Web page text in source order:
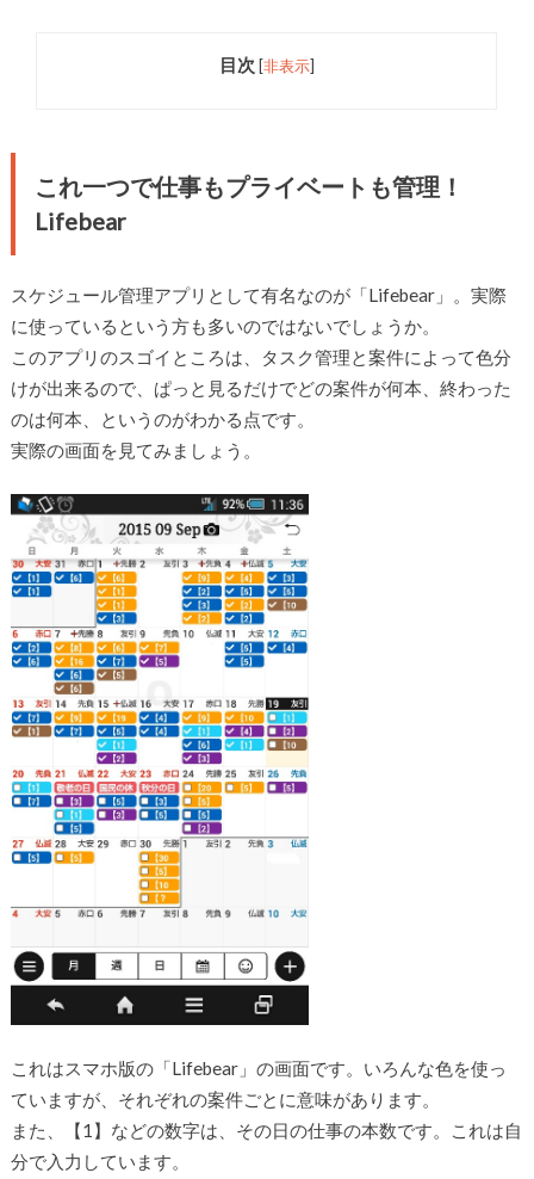
目次 [非表示]
これ一つで仕事もプライベートも管理！
Lifebear
スケジュール管理アプリとして有名なのが「Lifebear」。実際
に使っているという方も多いのではないでしょうか。
このアプリのスゴイところは、タスク管理と案件によって色分
けが出来るので、ぱっと見るだけでどの案件が何本、終わった
のは何本、というのがわかる点です。
実際の画面を見てみましょう。
これはスマホ版の「Lifebear」の画面です。いろんな色を使っ
ていますが、それぞれの案件ごとに意味があります。
また、【1】などの数字は、その日の仕事の本数です。これは自
分で入力しています。